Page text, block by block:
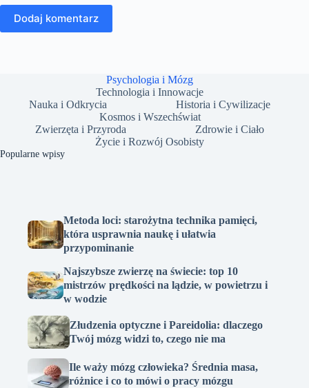
Dodaj komentarz
Psychologia i Mózg
Technologia i Innowacje
Nauka i Odkrycia
Historia i Cywilizacje
Kosmos i Wszechświat
Zwierzęta i Przyroda
Zdrowie i Ciało
Życie i Rozwój Osobisty
Popularne wpisy
Metoda loci: starożytna technika pamięci,
która usprawnia naukę i ułatwia
przypominanie
Najszybsze zwierzę na świecie: top 10
mistrzów prędkości na lądzie, w powietrzu i
w wodzie
Złudzenia optyczne i Pareidolia: dlaczego
Twój mózg widzi to, czego nie ma
Ile waży mózg człowieka? Średnia masa,
różnice i co to mówi o pracy mózgu